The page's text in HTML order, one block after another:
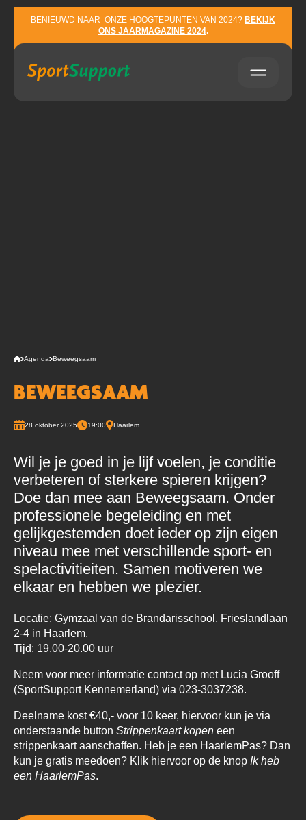
Sla navigatie over
BENIEUWD NAAR ONZE HOOGTEPUNTEN VAN 2024? BEKIJK
ONS JAARMAGAZINE 2024.
Agenda Beweegsaam
BEWEEGSAAM
28 oktober 2025 19:00 Haarlem
Wil je je goed in je lijf voelen, je conditie
verbeteren of sterkere spieren krijgen?
Doe dan mee aan Beweegsaam. Onder
professionele begeleiding en met
gelijkgestemden doet ieder op zijn eigen
niveau mee met verschillende sport- en
spelactivitieiten. Samen motiveren we
elkaar en hebben we plezier.
Locatie: Gymzaal van de Brandarisschool, Frieslandlaan
2-4 in Haarlem.
Tijd: 19.00-20.00 uur
Neem voor meer informatie contact op met Lucia Grooff
(SportSupport Kennemerland) via 023-3037238.
Deelname kost €40,- voor 10 keer, hiervoor kun je via
onderstaande button Strippenkaart kopen een
strippenkaart aanschaffen. Heb je een HaarlemPas? Dan
kun je gratis meedoen? Klik hiervoor op de knop Ik heb
een HaarlemPas.